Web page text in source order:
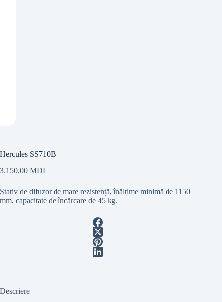
Hercules SS710B
3.150,00 MDL
Stativ de difuzor de mare rezistență, înălțime minimă de 1150
mm, capacitate de încărcare de 45 kg.
Descriere